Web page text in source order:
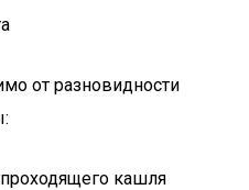
от разновидности
кашля